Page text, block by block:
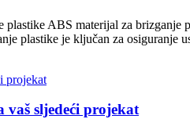
ABS materijal za
plastike je ključan za osiguranje
vaš sljedeći projekat